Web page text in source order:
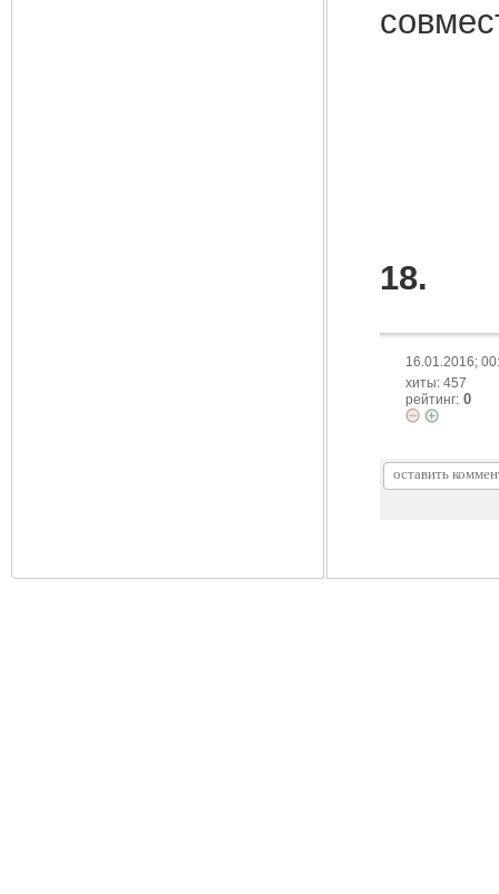
18.
16.01.2016;
хиты: 457
рейтинг: 0